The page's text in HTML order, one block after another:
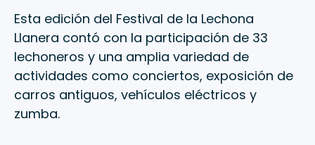
Esta edición del Festival de la Lechona
Llanera contó con la participación de 33
lechoneros y una amplia variedad de
actividades como conciertos, exposición de
carros antiguos, vehículos eléctricos y
zumba.